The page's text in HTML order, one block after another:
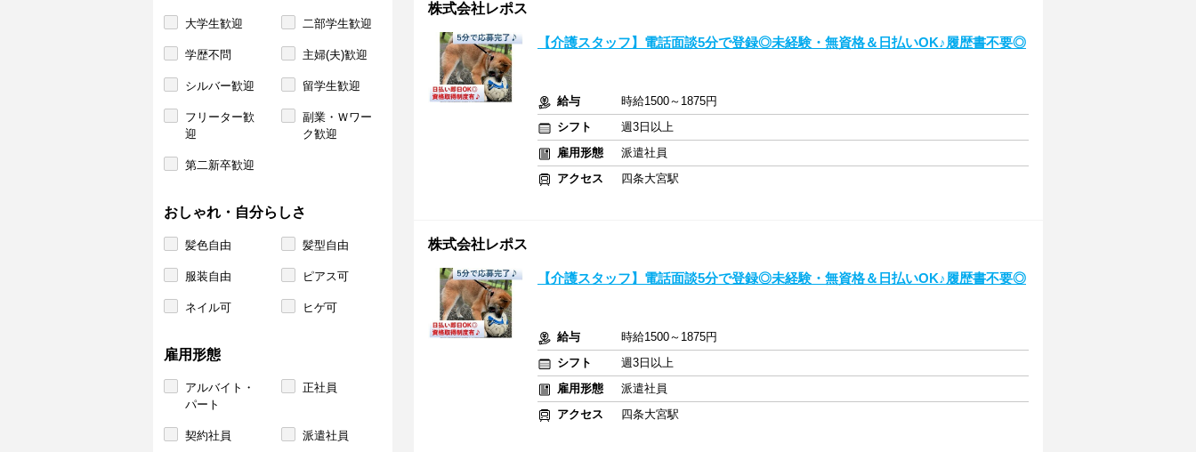
大学生歓迎 二部学生歓迎
学歴不問 主婦(夫)歓迎
シルバー歓迎 留学生歓迎
フリーター歓
迎
副業・Ｗワー
ク歓迎
第二新卒歓迎
おしゃれ・自分らしさ
髪色自由 髪型自由
服装自由 ピアス可
ネイル可 ヒゲ可
雇用形態
アルバイト・
パート
正社員
契約社員 派遣社員
株式会社レポス
【介護スタッフ】電話面談5分で登録◎未経験・無資格＆日払いOK♪履歴書不要◎
給与
時給1500～1875円
シフト
週3日以上
雇用形態
派遣社員
アクセス
四条大宮駅
株式会社レポス
【介護スタッフ】電話面談5分で登録◎未経験・無資格＆日払いOK♪履歴書不要◎
給与
時給1500～1875円
シフト
週3日以上
雇用形態
派遣社員
アクセス
四条大宮駅